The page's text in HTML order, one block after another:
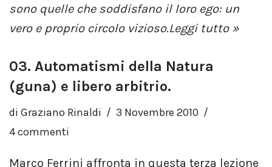
sono quelle che soddisfano il loro ego: un
vero e proprio circolo vizioso.Leggi tutto »
03. Automatismi della Natura
(guna) e libero arbitrio.
di Graziano Rinaldi
3 Novembre 2010
4 commenti
Marco Ferrini affronta in questa terza lezione